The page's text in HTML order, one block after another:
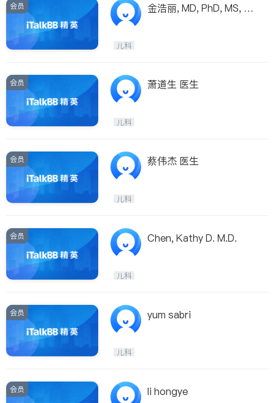
会员
金浩丽, MD, PhD, MS, FA
儿科
会员 萧道生 医生
儿科
会员 蔡伟杰 医生
儿科
会员 Chen, Kathy D. M.D.
儿科
会员 yum sabri
儿科
会员 li hongye